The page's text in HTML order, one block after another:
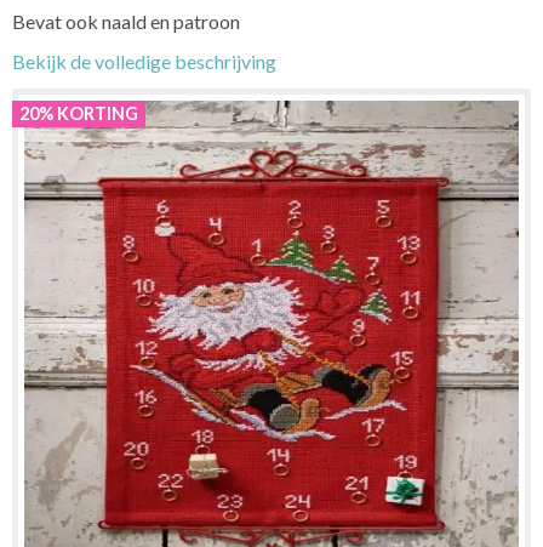
Bevat ook naald en patroon
Bekijk de volledige beschrijving
20% KORTING